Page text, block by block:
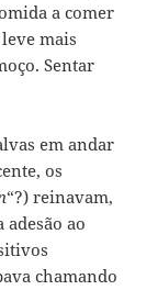
a comer
mais
Sentar
em andar
os
“?) reinavam,
ao
chamando